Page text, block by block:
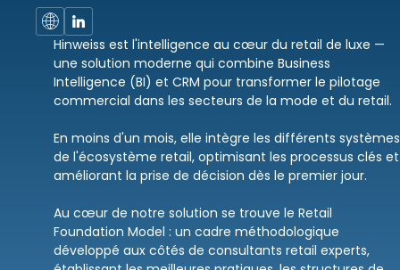
Hinweiss est l'intelligence au cœur du retail de luxe —
une solution moderne qui combine Business
Intelligence (BI) et CRM pour transformer le pilotage
commercial dans les secteurs de la mode et du retail.
En moins d'un mois, elle intègre les différents systèmes
de l'écosystème retail, optimisant les processus clés et
améliorant la prise de décision dès le premier jour.
Au cœur de notre solution se trouve le Retail
Foundation Model : un cadre méthodologique
développé aux côtés de consultants retail experts,